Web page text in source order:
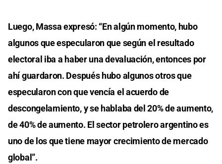
Luego, Massa expresó: “En algún momento, hubo
algunos que especularon que según el resultado
electoral iba a haber una devaluación, entonces por
ahí guardaron. Después hubo algunos otros que
especularon con que vencía el acuerdo de
descongelamiento, y se hablaba del 20% de aumento,
de 40% de aumento. El sector petrolero argentino es
uno de los que tiene mayor crecimiento de mercado
global”.